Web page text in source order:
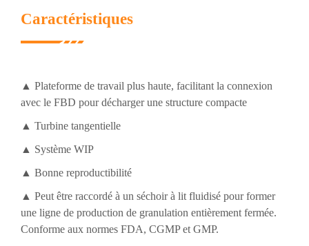
Caractéristiques
▲ Plateforme de travail plus haute, facilitant la connexion
avec le FBD pour décharger une structure compacte
▲ Turbine tangentielle
▲ Système WIP
▲ Bonne reproductibilité
▲ Peut être raccordé à un séchoir à lit fluidisé pour former
une ligne de production de granulation entièrement fermée.
Conforme aux normes FDA, CGMP et GMP.